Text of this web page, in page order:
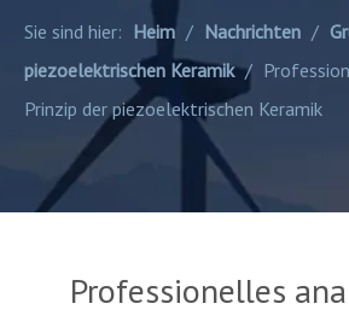
Sie sind hier: Heim / Nachrichten /
piezoelektrischen Keramik /
Prinzip der piezoelektrischen Keramik
Professionelles